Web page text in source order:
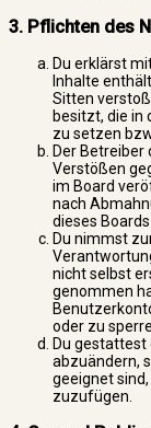
3. Pflichten des
Du erklärst
Inhalte
Sitten
besitzt, die in
zu setzen
Der Betreiber
Verstößen
im Board
nach
dieses
Du nimmst
nicht selbst
genommen
oder zu
Du gestattest
abzuändern,
geeignet
zuzufügen.